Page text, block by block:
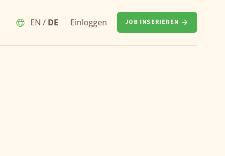
EN / DE Einloggen JOB INSERIEREN